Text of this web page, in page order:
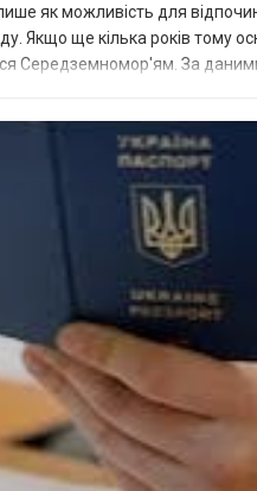
як можливість для
Якщо ще кілька років тому
Середземномор'ям. За